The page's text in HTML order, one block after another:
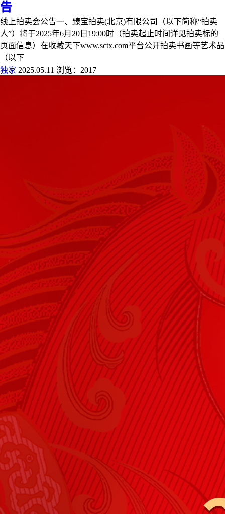
告
线上拍卖会公告一、臻宝拍卖(北京)有限公司（以下简称“拍卖
人”）将于2025年6月20日19:00时（拍卖起止时间详见拍卖标的
页面信息）在收藏天下www.sctx.com平台公开拍卖书画等艺术品
（以下
独家 2025.05.11 浏览：2017